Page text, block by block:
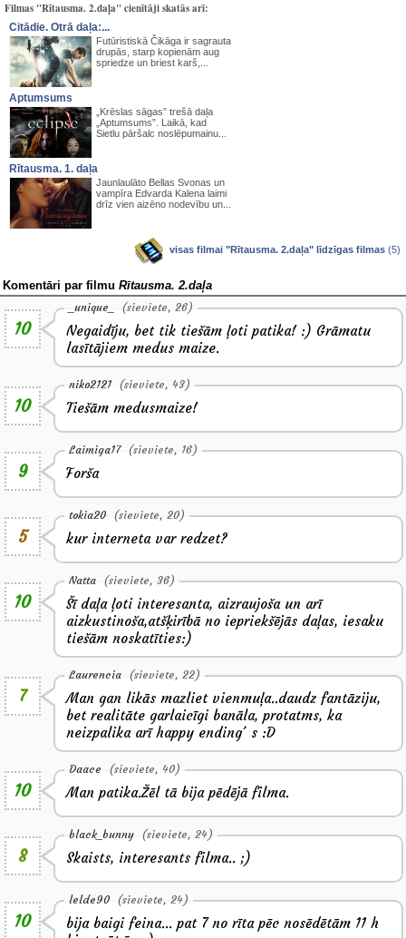
Filmas "Rītausma. 2.daļa" cienītāji skatās arī:
Citādie. Otrā daļa:...
Futūristiskā Čikāga ir sagrauta
drupās, starp kopienām aug
spriedze un briest karš,...
Aptumsums
„Krēslas sāgas” trešā daļa
„Aptumsums”. Laikā, kad
Sietlu pāršalc noslēpumainu...
Rītausma. 1. daļa
Jaunlaulāto Bellas Svonas un
vampīra Edvarda Kalena laimi
drīz vien aizēno nodevību un...
visas filmai "Rītausma. 2.daļa" līdzīgas filmas (5)
Komentāri par filmu Rītausma. 2.daļa
10
_unique_ (sieviete, 26)
Negaidīju, bet tik tiešām ļoti patika! :) Grāmatu
lasītājiem medus maize.
10
niko2121 (sieviete, 43)
Tiešām medusmaize!
9
Laimiga17 (sieviete, 16)
Forša
5
tokia20 (sieviete, 20)
kur interneta var redzet?
10
Natta (sieviete, 36)
Šī daļa ļoti interesanta, aizraujoša un arī
aizkustinoša,atšķirībā no iepriekšējās daļas, iesaku
tiešām noskatīties:)
7
Laurencia (sieviete, 22)
Man gan likās mazliet vienmuļa..daudz fantāziju,
bet realitāte garlaicīgi banāla, protatms, ka
neizpalika arī happy ending´ s :D
10
Daace (sieviete, 40)
Man patika.Žēl tā bija pēdējā filma.
8
black_bunny (sieviete, 24)
Skaists, interesants filma.. ;)
10
lelde90 (sieviete, 24)
bija baigi feina... pat 7 no rīta pēc nosēdētām 11 h